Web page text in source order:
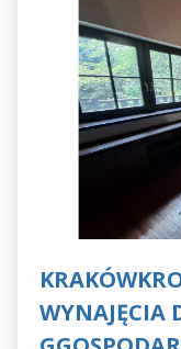
WYNAJĘCIA